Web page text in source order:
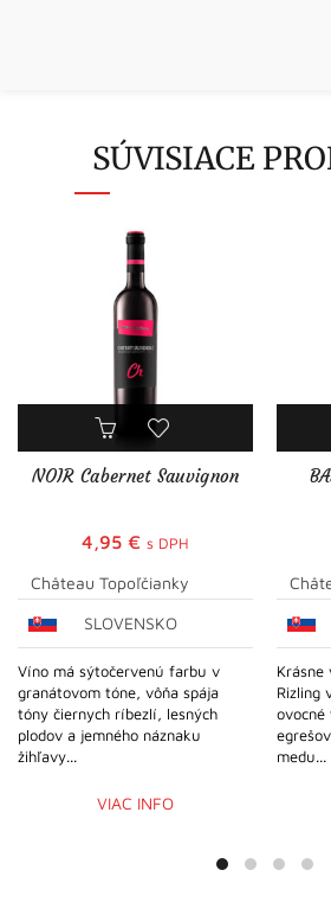
SÚVISIACE
NOIR Cabernet Sauvignon
4,95 € s DPH
Château Topoľčianky
SLOVENSKO
Víno má sýtočervenú farbu v
granátovom tóne, vôňa spája
tóny čiernych ríbezlí, lesných
plodov a jemného náznaku
žihľavy...
VIAC INFO
Krásne
Rizling
medu...